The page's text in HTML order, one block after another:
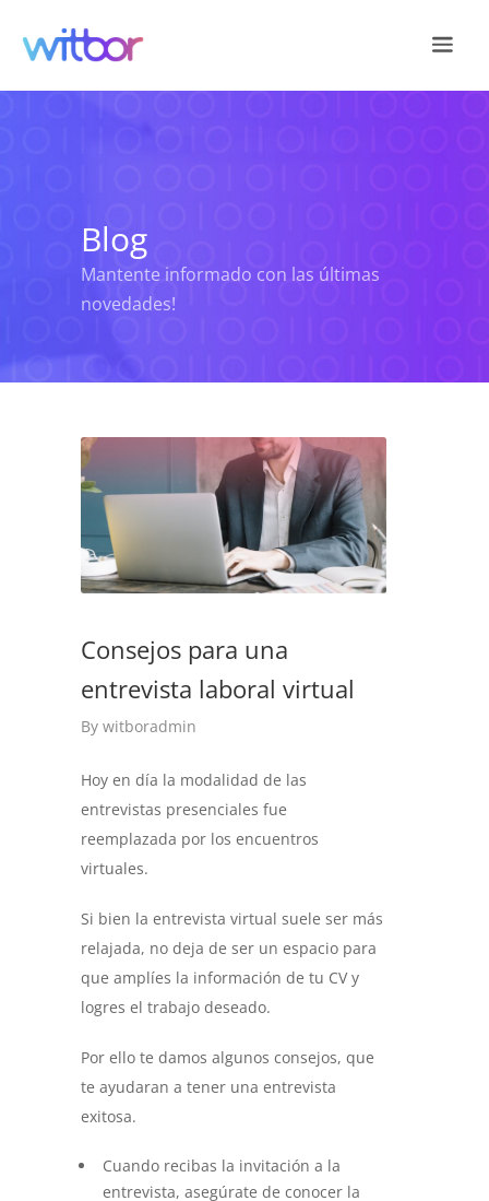
Log In
Blog
Mantente informado con las últimas
novedades!
Consejos para una
entrevista laboral virtual
By witboradmin
Hoy en día la modalidad de las
entrevistas presenciales fue
reemplazada por los encuentros
virtuales.
Si bien la entrevista virtual suele ser más
relajada, no deja de ser un espacio para
que amplíes la información de tu CV y
logres el trabajo deseado.
Por ello te damos algunos consejos, que
te ayudaran a tener una entrevista
exitosa.
Cuando recibas la invitación a la
entrevista, asegúrate de conocer la